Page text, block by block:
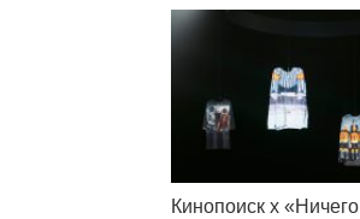
Кинопоиск x «Ничего